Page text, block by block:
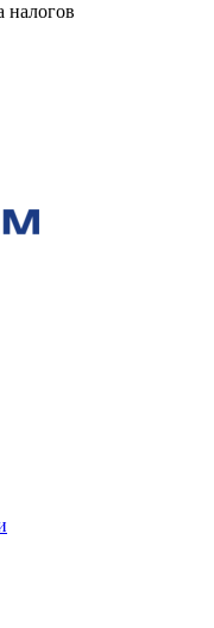
налогов